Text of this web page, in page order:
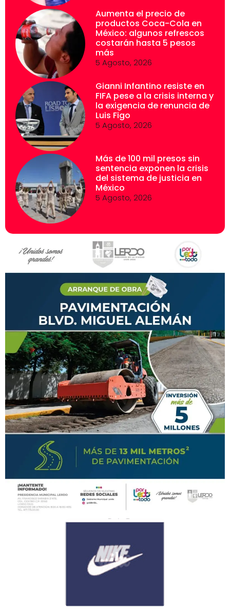
Aumenta el precio de
productos Coca-Cola en
México: algunos refrescos
costarán hasta 5 pesos
más
5 Agosto, 2026
Gianni Infantino resiste en
FIFA pese a la crisis interna y
la exigencia de renuncia de
Luis Figo
5 Agosto, 2026
Más de 100 mil presos sin
sentencia exponen la crisis
del sistema de justicia en
México
5 Agosto, 2026